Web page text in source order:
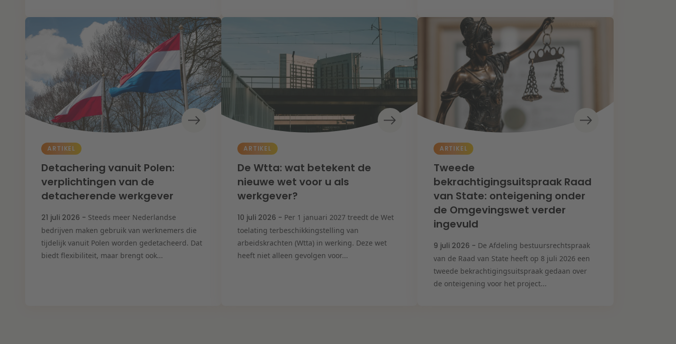
ARTIKEL
Detachering vanuit Polen:
verplichtingen van de
detacherende werkgever
21 juli 2026 - Steeds meer Nederlandse
bedrijven maken gebruik van werknemers die
tijdelijk vanuit Polen worden gedetacheerd. Dat
biedt flexibiliteit, maar brengt ook...
ARTIKEL
De Wtta: wat betekent de
nieuwe wet voor u als
werkgever?
10 juli 2026 - Per 1 januari 2027 treedt de Wet
toelating terbeschikkingstelling van
arbeidskrachten (Wtta) in werking. Deze wet
heeft niet alleen gevolgen voor...
ARTIKEL
Tweede
bekrachtigingsuitspraak Raad
van State: onteigening onder
de Omgevingswet verder
ingevuld
9 juli 2026 - De Afdeling bestuursrechtspraak
van de Raad van State heeft op 8 juli 2026 een
tweede bekrachtigingsuitspraak gedaan over
de onteigening voor het project...